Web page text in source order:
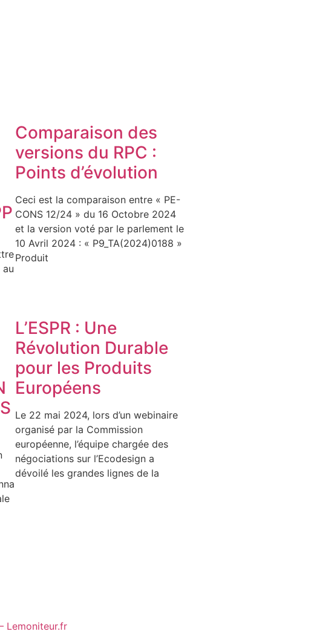
Comparaison des
versions du RPC :
Points d’évolution
Ceci est la comparaison entre « PE-
CONS 12/24 » du 16 Octobre 2024
et la version voté par le parlement le
10 Avril 2024 : « P9_TA(2024)0188 »
Produit
L’ESPR : Une
Révolution Durable
pour les Produits
Européens
Le 22 mai 2024, lors d’un webinaire
organisé par la Commission
européenne, l’équipe chargée des
négociations sur l’Ecodesign a
dévoilé les grandes lignes de la
Lemoniteur.fr